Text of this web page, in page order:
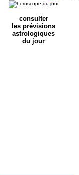
consulter
les prévisions
astrologiques
du jour